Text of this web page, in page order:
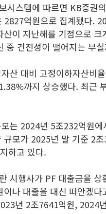
시스템에 따르면 KB증권
2827억원으로 집계됐다.
산이 지난해를 기점으로
중 건전성이 떨어지는 부
산 대비 고정이하자산비
까지 상승했다. 최근
는 2024년 5조232억원
규모가 2025년 말 기준 2
하고 있다.
시행사가 PF 대출금을
이나 대출을 대신 떠안겠
년 2조7641억원, 2024